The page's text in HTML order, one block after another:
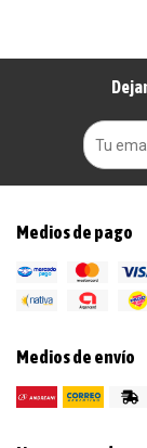
Medios de pago
Medios de envío